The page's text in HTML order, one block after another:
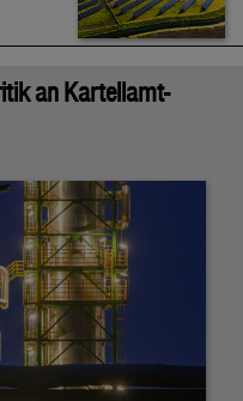
an Kartellamt-